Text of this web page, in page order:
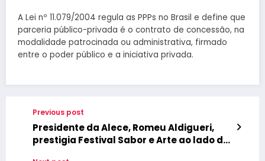
A Lei nº 11.079/2004 regula as PPPs no Brasil e define que
parceria público-privada é o contrato de concessão, na
modalidade patrocinada ou administrativa, firmado
entre o poder público e a iniciativa privada.
Previous post
Presidente da Alece, Romeu Aldigueri,
prestigia Festival Sabor e Arte ao lado do